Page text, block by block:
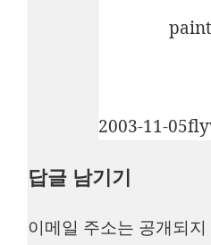
작
일
2003-11-05글
답글 남기기
이메일 주소는 공개되